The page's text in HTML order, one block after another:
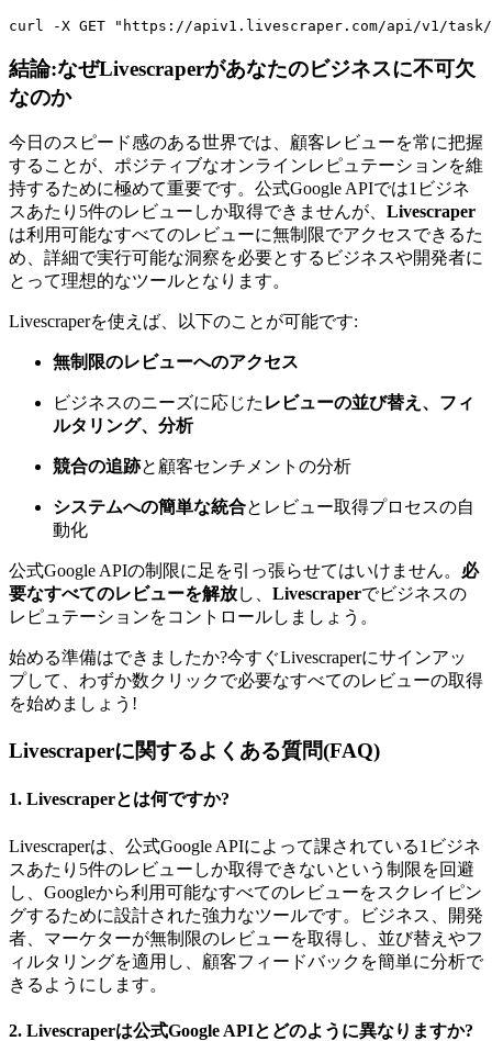
結論:なぜLivescraperがあなたのビジネスに不可欠
なのか
今日のスピード感のある世界では、顧客レビューを常に把握
することが、ポジティブなオンラインレピュテーションを維
持するために極めて重要です。公式Google APIでは1ビジネ
スあたり5件のレビューしか取得できませんが、 Livescraper
は利用可能なすべてのレビューに無制限でアクセスできるた
め、詳細で実行可能な洞察を必要とするビジネスや開発者に
とって理想的なツールとなります。
Livescraperを使えば、以下のことが可能です:
無制限のレビューへのアクセス
ビジネスのニーズに応じた レビューの並び替え、フィ
ルタリング、分析
競合の追跡と顧客センチメントの分析
システムへの簡単な統合とレビュー取得プロセスの自
動化
公式Google APIの制限に足を引っ張らせてはいけません。 必
要なすべてのレビューを解放し、 Livescraperでビジネスの
レピュテーションをコントロールしましょう。
始める準備はできましたか?今すぐLivescraperにサインアッ
プして、わずか数クリックで必要なすべてのレビューの取得
を始めましょう!
Livescraperに関するよくある質問(FAQ)
1. Livescraperとは何ですか?
Livescraperは、公式Google APIによって課されている1ビジネ
スあたり5件のレビューしか取得できないという制限を回避
し、Googleから利用可能なすべてのレビューをスクレイピン
グするために設計された強力なツールです。ビジネス、開発
者、マーケターが無制限のレビューを取得し、並び替えやフ
ィルタリングを適用し、顧客フィードバックを簡単に分析で
きるようにします。
2. Livescraperは公式Google APIとどのように異なりますか?